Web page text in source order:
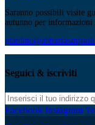
Saranno possibili visite
autunno per informazioni
Seguici & iscriviti
Facebook Instagram